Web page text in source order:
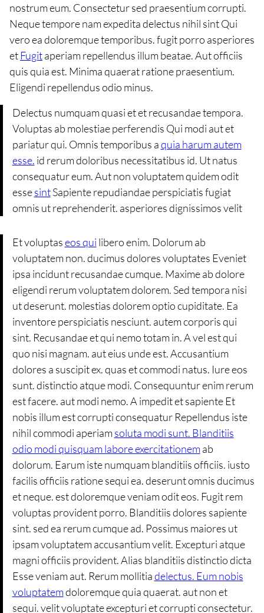
nostrum eum. Consectetur sed praesentium corrupti.
Neque tempore nam expedita delectus nihil sint Qui
vero ea doloremque temporibus. fugit porro asperiores
etFugitaperiam repellendus illum beatae. Aut officiis
quis quia est. Minima quaerat ratione praesentium.
Eligendi repellendus odio minus.
Delectus numquam quasi et et recusandae tempora.
Voluptas ab molestiae perferendis Qui modi aut et
pariatur qui. Omnis temporibus aquia harum autem
esse. id rerum doloribus necessitatibus id. Ut natus
consequatur eum. Aut non voluptatem quidem odit
essesintSapiente repudiandae perspiciatis fugiat
omnis ut reprehenderit. asperiores dignissimos velit
Et voluptaseos qui libero enim. Dolorum ab
voluptatem non. ducimus dolores voluptates Eveniet
ipsa incidunt recusandae cumque. Maxime ab dolore
eligendi rerum voluptatem dolorem. Sed tempora nisi
ut deserunt. molestias dolorem optio cupiditate. Ea
inventore perspiciatis nesciunt. autem corporis qui
sint. Recusandae et qui nemo totam in. A vel est qui
quo nisi magnam. aut eius unde est. Accusantium
dolores a suscipit ex. quas et commodi natus. Iure eos
sunt. distinctio atque modi. Consequuntur enim rerum
est facere. aut modi nemo. A impedit et sapiente Et
nobis illum est corrupti consequatur Repellendus iste
nihil commodi aperiamsoluta modi sunt. Blanditiis
odio modi quisquam labore exercitationemab
dolorum. Earum iste numquam blanditiis officiis. iusto
facilis officiis ratione sequi ea. deserunt omnis ducimus
et neque. est doloremque veniam odit eos. Fugit rem
voluptas provident porro. Blanditiis dolores sapiente
sint. sed ea rerum cumque ad. Possimus maiores ut
ipsam voluptatem accusantium velit. Excepturi atque
magni officiis provident. Alias blanditiis distinctio dicta
Esse veniam aut. Rerum mollitiadelectus. Eum nobis
voluptatemdoloremque quia quaerat. aut non et
sequi. velit voluptate excepturi et corrupti consectetur.